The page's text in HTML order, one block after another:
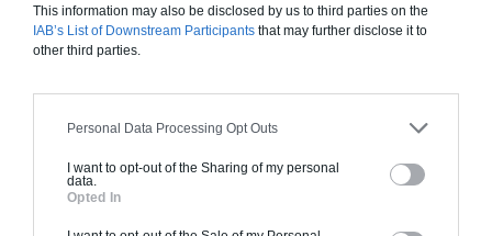
This information may also be disclosed by us to third parties on the
IAB’s List of Downstream Participants that may further disclose it to
other third parties.
Personal Data Processing Opt Outs
I want to opt-out of the Sharing of my personal
data.
Opted In
À partir de
199 000€ TTC